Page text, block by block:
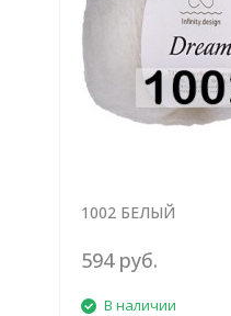
1002 БЕЛЫЙ
594 руб.
В наличии